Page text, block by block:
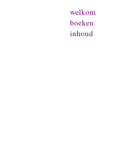
welkom
boeken
inhoud